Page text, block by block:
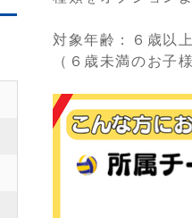
対象年齢：６歳以上
（６歳未満のお子